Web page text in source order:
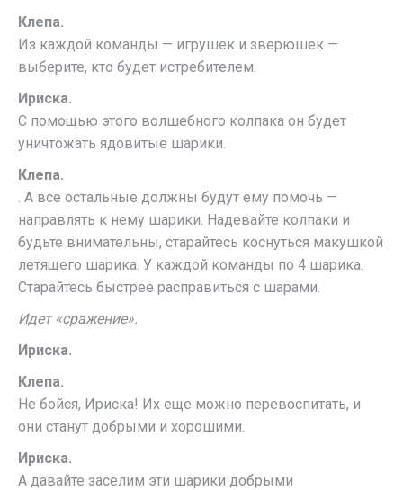
Клепа.
Из каждой команды — игрушек и зверюшек —
выберите, кто будет истребителем.
Ириска.
С помощью этого волшебного колпака он будет
уничтожать ядовитые шарики.
Клепа.
. А все остальные должны будут ему помочь —
направлять к нему шарики. Надевайте колпаки и
будьте внимательны, старайтесь коснуться макушкой
летящего шарика. У каждой команды по 4 шарика.
Старайтесь быстрее расправиться с шарами.
Идет «сражение».
Ириска.
Клепа.
Не бойся, Ириска! Их еще можно перевоспитать, и
они станут добрыми и хорошими.
Ириска.
А давайте заселим эти шарики добрыми